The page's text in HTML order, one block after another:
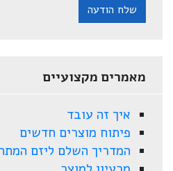
שלח הודעה
מאמרים מקצועיים
איך זה עובד
פיתוח מוצרים חדשים
המדריך השלם ליזם